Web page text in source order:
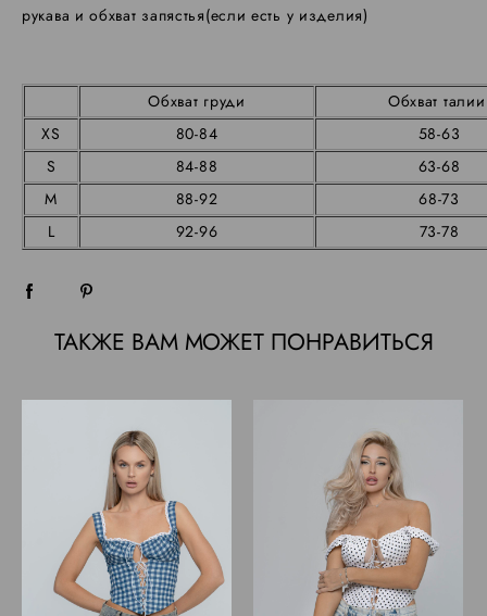
рукава и обхват запястья(если есть у изделия)
Обхват груди
Обхват
XS
80-84
58-63
S
84-88
63-68
M
88-92
68-73
L
92-96 73-78
ТАКЖЕ ВАМ МОЖЕТ ПОНРАВИТЬСЯ